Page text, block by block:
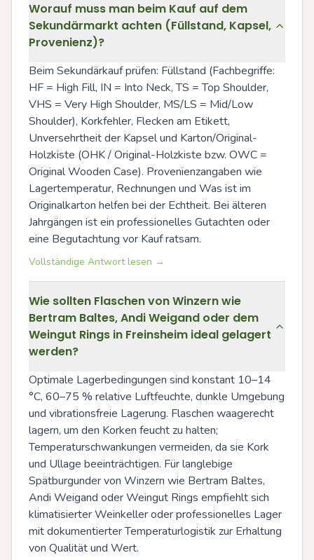
Worauf muss man beim Kauf auf dem
Sekundärmarkt achten (Füllstand, Kapsel,
Provenienz)?
Beim Sekundärkauf prüfen: Füllstand (Fachbegriffe:
HF = High Fill, IN = Into Neck, TS = Top Shoulder,
VHS = Very High Shoulder, MS/LS = Mid/Low
Shoulder), Korkfehler, Flecken am Etikett,
Unversehrtheit der Kapsel und Karton/Original-
Holzkiste (OHK / Original-Holzkiste bzw. OWC =
Original Wooden Case). Provenienzangaben wie
Lagertemperatur, Rechnungen und Was ist im
Originalkarton helfen bei der Echtheit. Bei älteren
Jahrgängen ist ein professionelles Gutachten oder
eine Begutachtung vor Kauf ratsam.
Vollständige Antwort lesen →
Wie sollten Flaschen von Winzern wie
Bertram Baltes, Andi Weigand oder dem
Weingut Rings in Freinsheim ideal gelagert
werden?
Optimale Lagerbedingungen sind konstant 10–14
°C, 60–75 % relative Luftfeuchte, dunkle Umgebung
und vibrationsfreie Lagerung. Flaschen waagerecht
lagern, um den Korken feucht zu halten;
Temperaturschwankungen vermeiden, da sie Kork
und Ullage beeinträchtigen. Für langlebige
Spätburgunder von Winzern wie Bertram Baltes,
Andi Weigand oder Weingut Rings empfiehlt sich
klimatisierter Weinkeller oder professionelles Lager
mit dokumentierter Temperaturlogistik zur Erhaltung
von Qualität und Wert.